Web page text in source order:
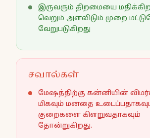
இருவரும் திறமையை
வெறும் அளவிடும் முறை
வேறுபடுகிறது
சவால்கள்
மேஷத்திற்கு கன்னியின்
மிகவும் மனதை உடைப்பதாகவும்,
குறைகளை கிளறுவதாகவும்
தோன்றுகிறது.